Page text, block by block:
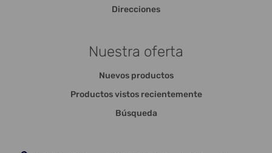
Direcciones
Nuestra oferta
Nuevos productos
Productos vistos recientemente
Búsqueda